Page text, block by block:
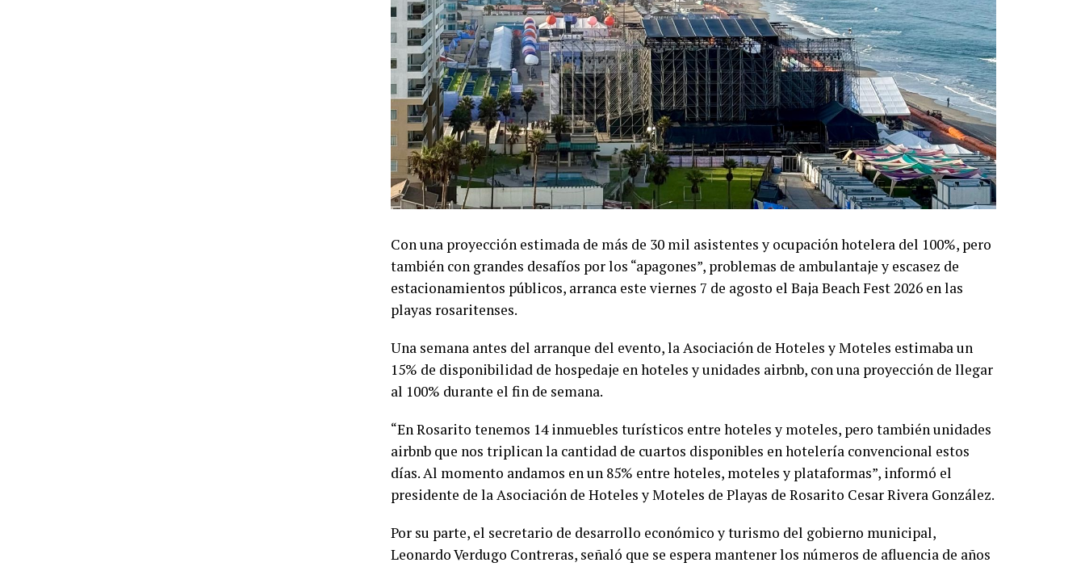
Con una proyección estimada de más de 30 mil asistentes y ocupación hotelera del 100%, pero
también con grandes desafíos por los “apagones”, problemas de ambulantaje y escasez de
estacionamientos públicos, arranca este viernes 7 de agosto el Baja Beach Fest 2026 en las
playas rosaritenses.
Una semana antes del arranque del evento, la Asociación de Hoteles y Moteles estimaba un
15% de disponibilidad de hospedaje en hoteles y unidades airbnb, con una proyección de llegar
al 100% durante el fin de semana.
“En Rosarito tenemos 14 inmuebles turísticos entre hoteles y moteles, pero también unidades
airbnb que nos triplican la cantidad de cuartos disponibles en hotelería convencional estos
días. Al momento andamos en un 85% entre hoteles, moteles y plataformas”, informó el
presidente de la Asociación de Hoteles y Moteles de Playas de Rosarito Cesar Rivera González.
Por su parte, el secretario de desarrollo económico y turismo del gobierno municipal,
Leonardo Verdugo Contreras, señaló que se espera mantener los números de afluencia de años